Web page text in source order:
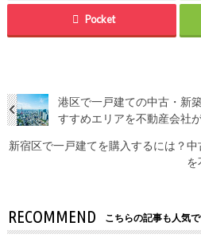
Pocket
港区で一戸建ての中古・新
すすめエリアを不動産会社
新宿区で一戸建てを購入するには？
を
RECOMMEND こちらの記事も人気で